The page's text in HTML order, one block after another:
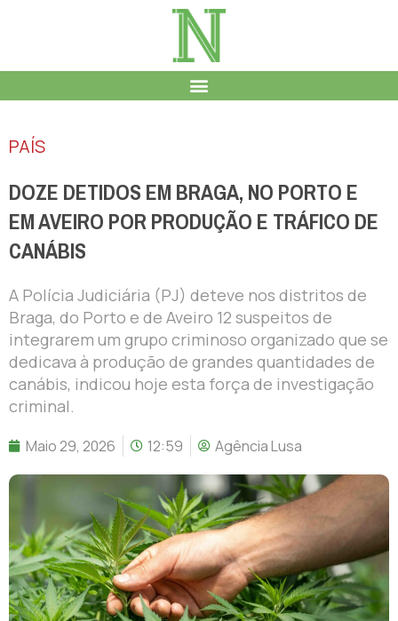
PAÍS
DOZE DETIDOS EM BRAGA, NO PORTO E
EM AVEIRO POR PRODUÇÃO E TRÁFICO DE
CANÁBIS
A Polícia Judiciária (PJ) deteve nos distritos de
Braga, do Porto e de Aveiro 12 suspeitos de
integrarem um grupo criminoso organizado que se
dedicava à produção de grandes quantidades de
canábis, indicou hoje esta força de investigação
criminal.
Maio 29, 2026 12:59 Agência Lusa